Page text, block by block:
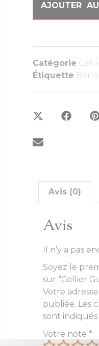
AJOUTER
Catégorie
Étiquette
Avis (0)
Avis
Il n’y a pas
Soyez le
sur “Collier
Votre
publiée. Les
sont indiqués
Votre note *